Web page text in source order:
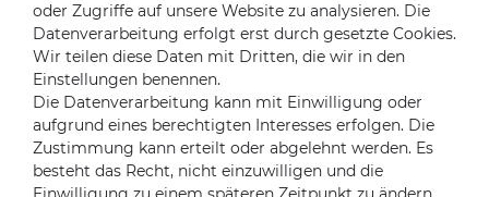
Mein Konto
Login
Registrieren
Versandpartner
oder Zugriffe auf unsere Website zu analysieren. Die
Datenverarbeitung erfolgt erst durch gesetzte Cookies.
Wir teilen diese Daten mit Dritten, die wir in den
Einstellungen benennen.
Die Datenverarbeitung kann mit Einwilligung oder
aufgrund eines berechtigten Interesses erfolgen. Die
Zustimmung kann erteilt oder abgelehnt werden. Es
besteht das Recht, nicht einzuwilligen und die